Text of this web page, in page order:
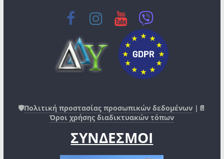
🛡️Πολιτική προστασίας προσωπικών δεδομένων |📄
Όροι χρήσης διαδικτυακών τόπων
ΣΥΝΔΕΣΜΟΙ